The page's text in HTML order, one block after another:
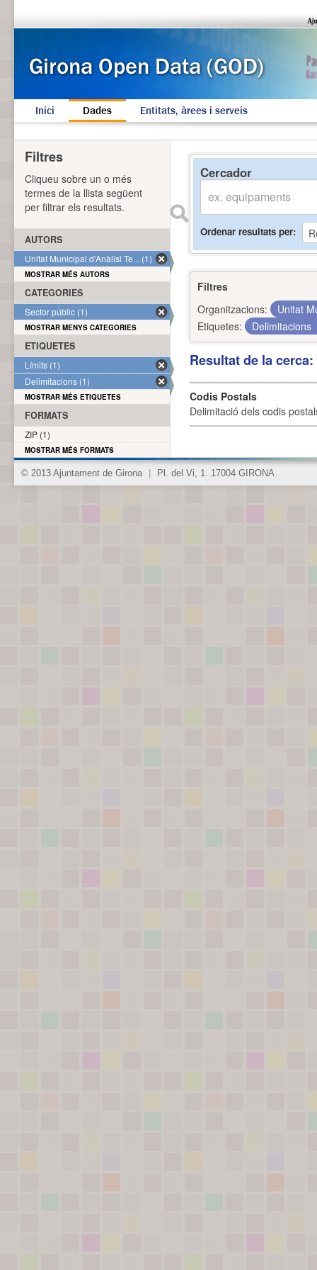
Inici Dades Entitats, àrees i serveis
Cercador
Ordenar resultats per
Filtres
Organitzacions:
Unitat
Etiquetes:
Delimitacions
Resultat de la
Codis Postals
Delimitació dels codis
Filtres
Cliqueu sobre un o més
termes de la llista següent
per filtrar els resultats.
AUTORS
Unitat Municipal d'Anàlisi Te... (1)
MOSTRAR MÉS AUTORS
CATEGORIES
Sector públic (1)
MOSTRAR MENYS CATEGORIES
ETIQUETES
Límits (1)
Delimitacions (1)
MOSTRAR MÉS ETIQUETES
FORMATS
ZIP (1)
MOSTRAR MÉS FORMATS
© 2013 Ajuntament de Girona Pl. del Vi, 1. 17004 GIRONA